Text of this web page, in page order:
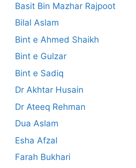
Basit Bin Mazhar Rajpoot
Bilal Aslam
Bint e Ahmed Shaikh
Bint e Gulzar
Bint e Sadiq
Dr Akhtar Husain
Dr Ateeq Rehman
Dua Aslam
Esha Afzal
Farah Bukhari